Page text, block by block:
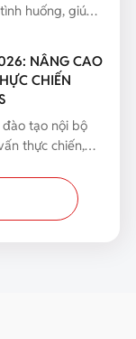
huống, giúp
NÂNG CAO
CHIẾN
đào tạo nội bộ
thực chiến,